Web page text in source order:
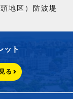
地区）防波堤
ット
る